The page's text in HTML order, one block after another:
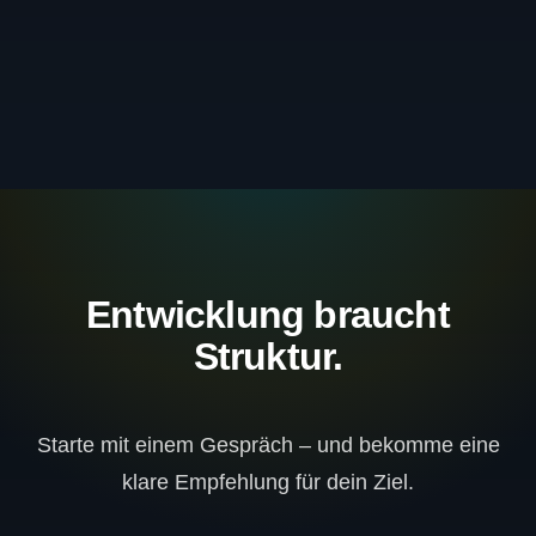
Entwicklung braucht
Struktur.
Starte mit einem Gespräch – und bekomme eine
klare Empfehlung für dein Ziel.